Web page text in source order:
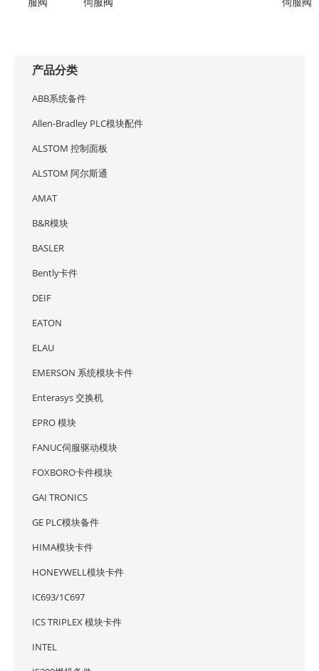
服阀 伺服阀 伺服阀
产品分类
ABB系统备件
Allen-Bradley PLC模块配件
ALSTOM 控制面板
ALSTOM 阿尔斯通
AMAT
B&R模块
BASLER
Bently卡件
DEIF
EATON
ELAU
EMERSON 系统模块卡件
Enterasys 交换机
EPRO 模块
FANUC伺服驱动模块
FOXBORO卡件模块
GAI TRONICS
GE PLC模块备件
HIMA模块卡件
HONEYWELL模块卡件
IC693/1C697
ICS TRIPLEX 模块卡件
INTEL